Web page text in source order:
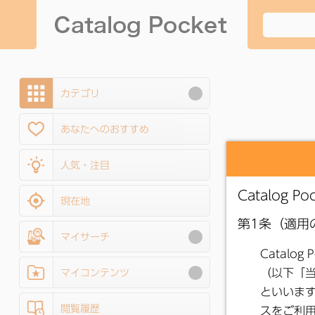
カテゴリ
あなたへのおすすめ
人気・注目
現在地
マイサーチ
マイコンテンツ
閲覧履歴